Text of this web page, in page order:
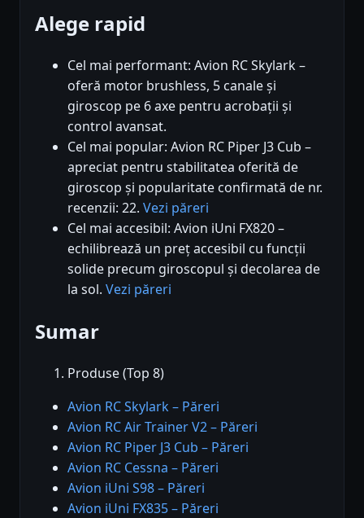
Alege rapid
Cel mai performant: Avion RC Skylark –
oferă motor brushless, 5 canale și
giroscop pe 6 axe pentru acrobații și
control avansat.
Cel mai popular: Avion RC Piper J3 Cub –
apreciat pentru stabilitatea oferită de
giroscop și popularitate confirmată de nr.
recenzii: 22. Vezi păreri
Cel mai accesibil: Avion iUni FX820 –
echilibrează un preț accesibil cu funcții
solide precum giroscopul și decolarea de
la sol. Vezi păreri
Sumar
Produse (Top 8)
Avion RC Skylark – Păreri
Avion RC Air Trainer V2 – Păreri
Avion RC Piper J3 Cub – Păreri
Avion RC Cessna – Păreri
Avion iUni S98 – Păreri
Avion iUni FX835 – Păreri